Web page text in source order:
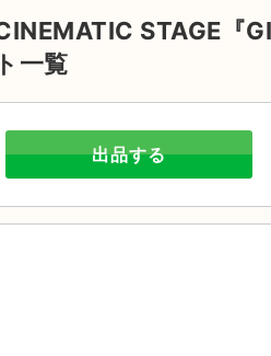
STAGE『
ト一覧
出品する